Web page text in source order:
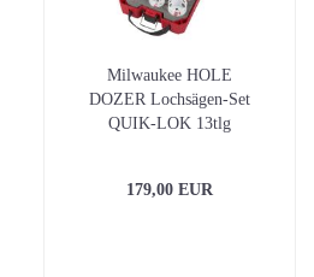
Milwaukee HOLE
DOZER Lochsägen-Set
QUIK-LOK 13tlg
179,00 EUR